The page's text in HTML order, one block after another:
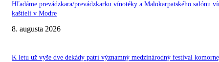
Hľadáme prevádzkara/prevádzkarku vínotéky a Malokarpatského salónu
kaštieli v Modre
8. augusta 2026
K letu už vyše dve dekády patrí významný medzinárodný festival